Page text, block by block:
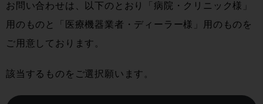
お問い合わせは、以下のとおり「病院・クリニック様」
用のものと「医療機器業者・ディーラー様」用のものを
ご用意しております。
該当するものをご選択願います。